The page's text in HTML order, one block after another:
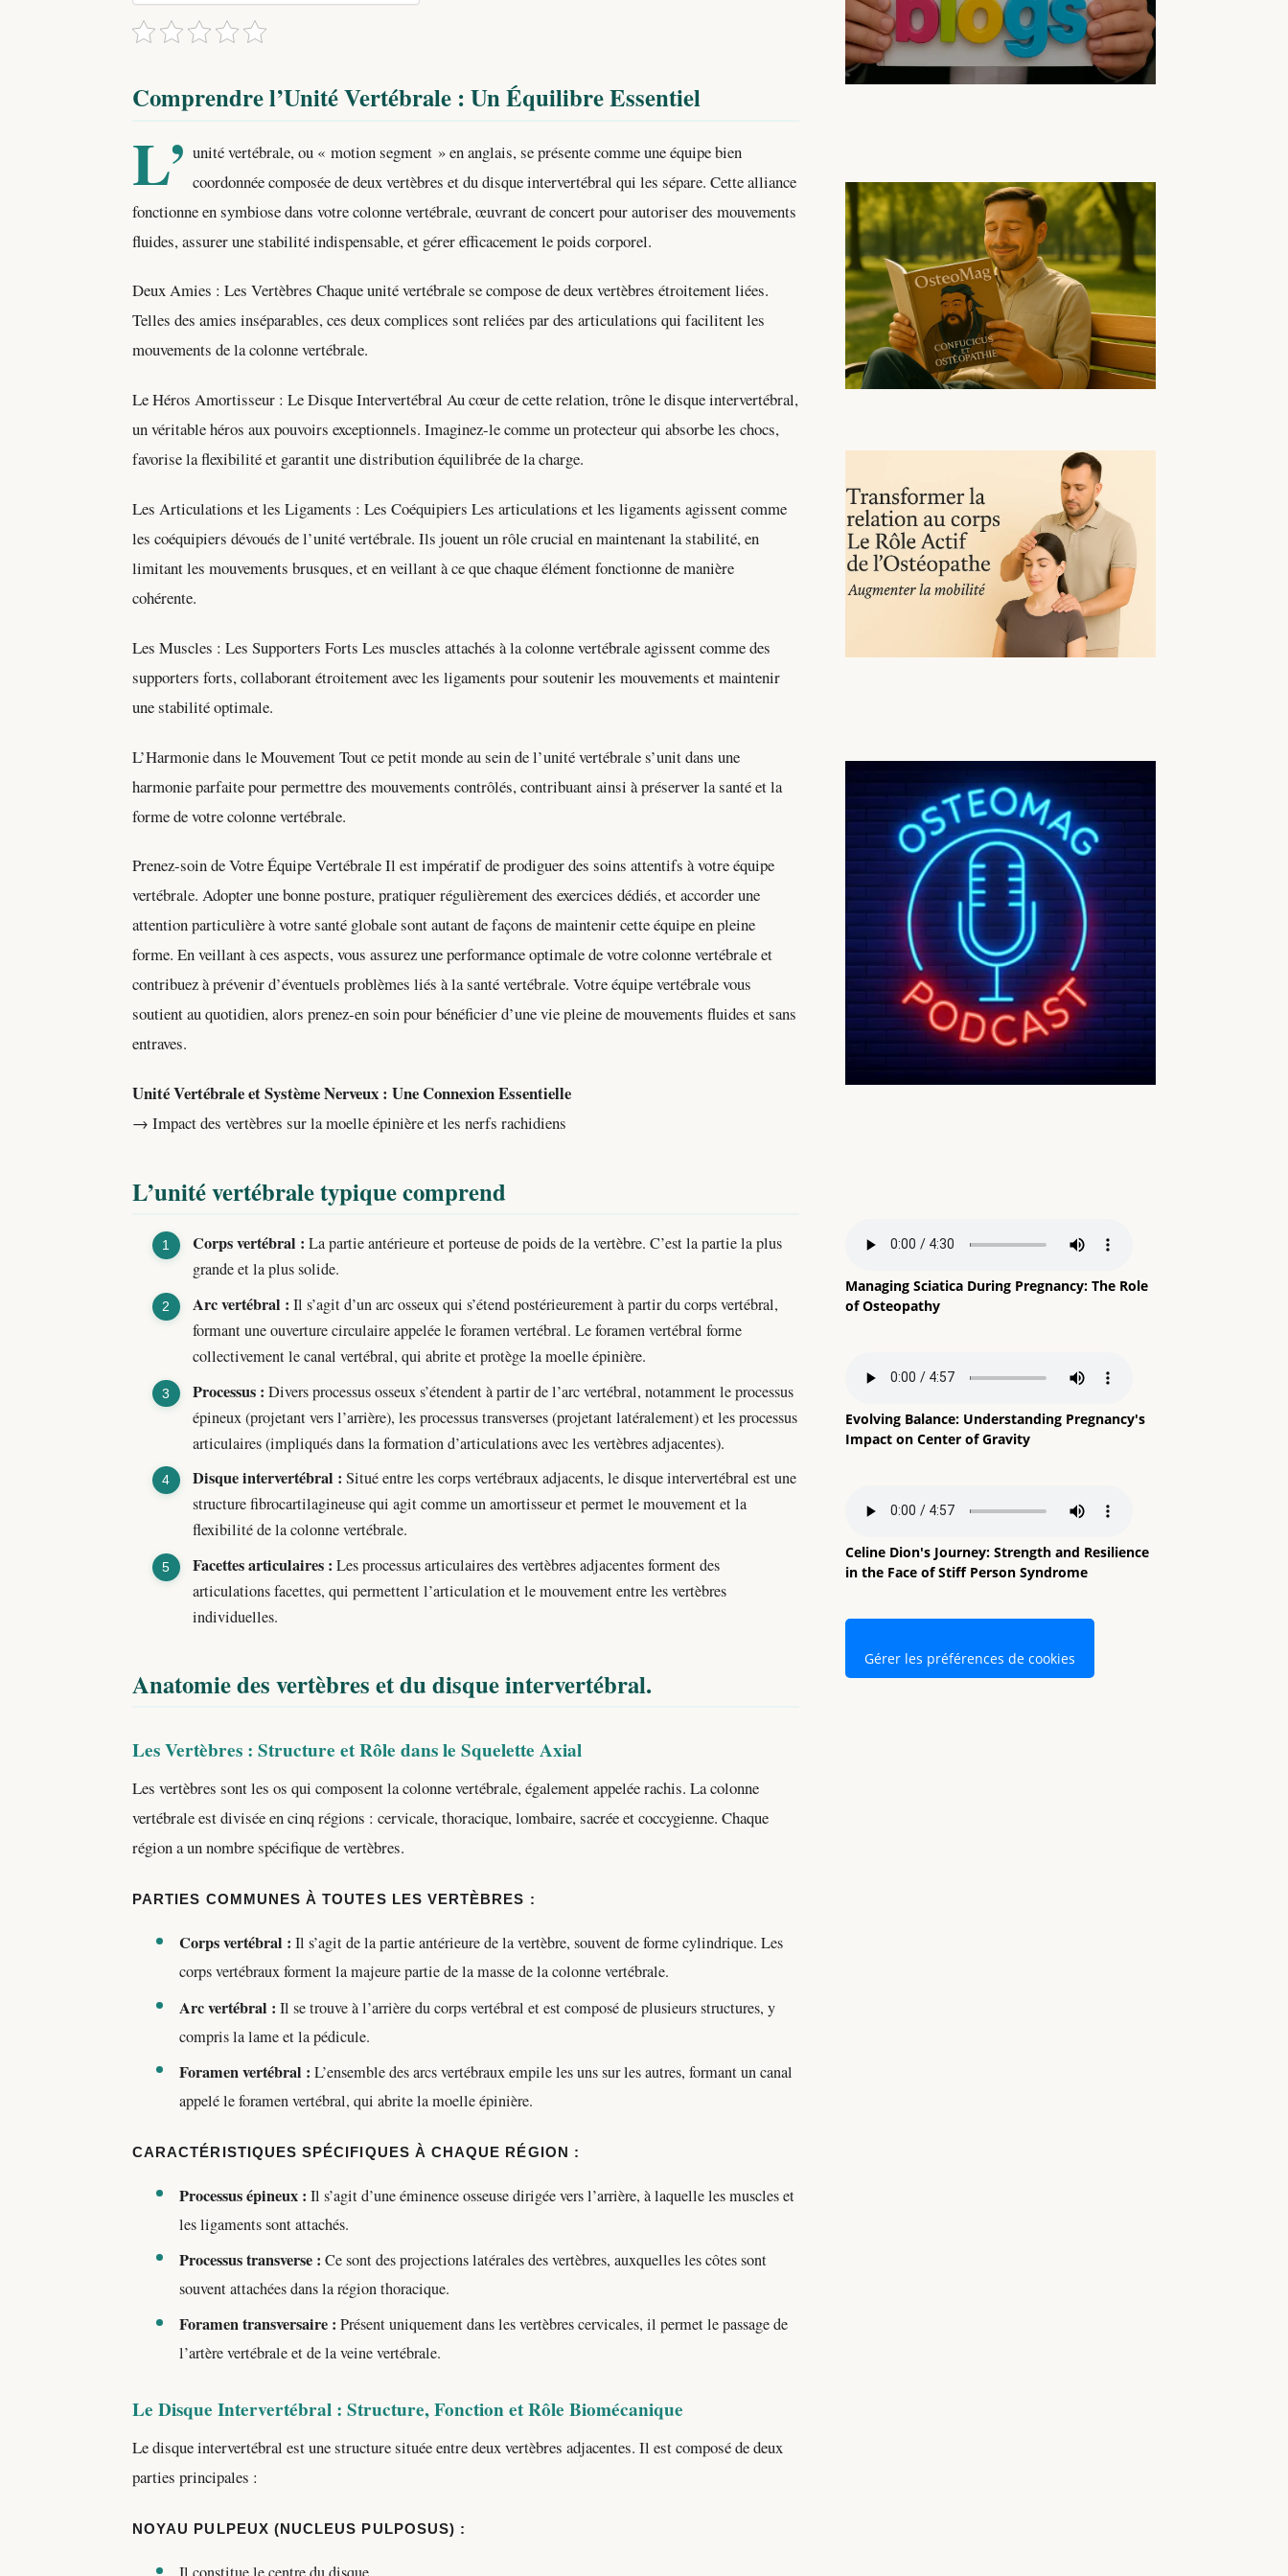
Comprendre l’Unité Vertébrale : Un Équilibre Essentiel
L’ unité vertébrale, ou « motion segment » en anglais, se présente comme une équipe bien
coordonnée composée de deux vertèbres et du disque intervertébral qui les sépare. Cette alliance
fonctionne en symbiose dans votre colonne vertébrale, œuvrant de concert pour autoriser des mouvements
fluides, assurer une stabilité indispensable, et gérer efficacement le poids corporel.
Deux Amies : Les Vertèbres Chaque unité vertébrale se compose de deux vertèbres étroitement liées.
Telles des amies inséparables, ces deux complices sont reliées par des articulations qui facilitent les
mouvements de la colonne vertébrale.
Le Héros Amortisseur : Le Disque Intervertébral Au cœur de cette relation, trône le disque intervertébral,
un véritable héros aux pouvoirs exceptionnels. Imaginez-le comme un protecteur qui absorbe les chocs,
favorise la flexibilité et garantit une distribution équilibrée de la charge.
Les Articulations et les Ligaments : Les Coéquipiers Les articulations et les ligaments agissent comme
les coéquipiers dévoués de l’unité vertébrale. Ils jouent un rôle crucial en maintenant la stabilité, en
limitant les mouvements brusques, et en veillant à ce que chaque élément fonctionne de manière
cohérente.
Les Muscles : Les Supporters Forts Les muscles attachés à la colonne vertébrale agissent comme des
supporters forts, collaborant étroitement avec les ligaments pour soutenir les mouvements et maintenir
une stabilité optimale.
L’Harmonie dans le Mouvement Tout ce petit monde au sein de l’unité vertébrale s’unit dans une
harmonie parfaite pour permettre des mouvements contrôlés, contribuant ainsi à préserver la santé et la
forme de votre colonne vertébrale.
Prenez-soin de Votre Équipe Vertébrale Il est impératif de prodiguer des soins attentifs à votre équipe
vertébrale. Adopter une bonne posture, pratiquer régulièrement des exercices dédiés, et accorder une
attention particulière à votre santé globale sont autant de façons de maintenir cette équipe en pleine
forme. En veillant à ces aspects, vous assurez une performance optimale de votre colonne vertébrale et
contribuez à prévenir d’éventuels problèmes liés à la santé vertébrale. Votre équipe vertébrale vous
soutient au quotidien, alors prenez-en soin pour bénéficier d’une vie pleine de mouvements fluides et sans
entraves.
Unité Vertébrale et Système Nerveux : Une Connexion Essentielle
→ Impact des vertèbres sur la moelle épinière et les nerfs rachidiens
L’unité vertébrale typique comprend
Corps vertébral : La partie antérieure et porteuse de poids de la vertèbre. C’est la partie la plus
grande et la plus solide.
Arc vertébral : Il s’agit d’un arc osseux qui s’étend postérieurement à partir du corps vertébral,
formant une ouverture circulaire appelée le foramen vertébral. Le foramen vertébral forme
collectivement le canal vertébral, qui abrite et protège la moelle épinière.
Processus : Divers processus osseux s’étendent à partir de l’arc vertébral, notamment le processus
épineux (projetant vers l’arrière), les processus transverses (projetant latéralement) et les processus
articulaires (impliqués dans la formation d’articulations avec les vertèbres adjacentes).
Disque intervertébral : Situé entre les corps vertébraux adjacents, le disque intervertébral est une
structure fibrocartilagineuse qui agit comme un amortisseur et permet le mouvement et la
flexibilité de la colonne vertébrale.
Facettes articulaires : Les processus articulaires des vertèbres adjacentes forment des
articulations facettes, qui permettent l’articulation et le mouvement entre les vertèbres
individuelles.
Anatomie des vertèbres et du disque intervertébral.
Les Vertèbres : Structure et Rôle dans le Squelette Axial
Les vertèbres sont les os qui composent la colonne vertébrale, également appelée rachis. La colonne
vertébrale est divisée en cinq régions : cervicale, thoracique, lombaire, sacrée et coccygienne. Chaque
région a un nombre spécifique de vertèbres.
PARTIES COMMUNES À TOUTES LES VERTÈBRES :
Corps vertébral : Il s’agit de la partie antérieure de la vertèbre, souvent de forme cylindrique. Les
corps vertébraux forment la majeure partie de la masse de la colonne vertébrale.
Arc vertébral : Il se trouve à l’arrière du corps vertébral et est composé de plusieurs structures, y
compris la lame et la pédicule.
Foramen vertébral : L’ensemble des arcs vertébraux empile les uns sur les autres, formant un canal
appelé le foramen vertébral, qui abrite la moelle épinière.
CARACTÉRISTIQUES SPÉCIFIQUES À CHAQUE RÉGION :
Processus épineux : Il s’agit d’une éminence osseuse dirigée vers l’arrière, à laquelle les muscles et
les ligaments sont attachés.
Processus transverse : Ce sont des projections latérales des vertèbres, auxquelles les côtes sont
souvent attachées dans la région thoracique.
Foramen transversaire : Présent uniquement dans les vertèbres cervicales, il permet le passage de
l’artère vertébrale et de la veine vertébrale.
Le Disque Intervertébral : Structure, Fonction et Rôle Biomécanique
Le disque intervertébral est une structure située entre deux vertèbres adjacentes. Il est composé de deux
parties principales :
NOYAU PULPEUX (NUCLEUS PULPOSUS) :
Managing Sciatica During Pregnancy: The Role
of Osteopathy
Evolving Balance: Understanding Pregnancy's
Impact on Center of Gravity
Celine Dion's Journey: Strength and Resilience
in the Face of Stiff Person Syndrome
Gérer les préférences de cookies